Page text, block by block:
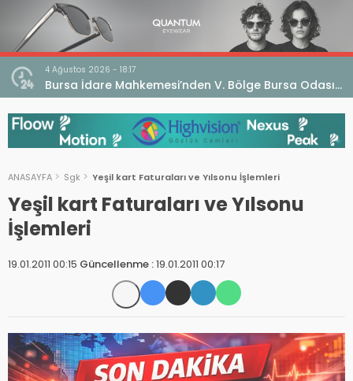
4 Ağustos 2026 - 18:17
Bursa İdare Mahkemesi’nden V. Bölge Bursa Odası
Genel Kurulu Hakkında İptal Kararı
ANASAYFA Sgk Yeşil kart Faturaları ve Yılsonu İşlemleri
Yeşil kart Faturaları ve Yılsonu
İşlemleri
19.01.2011 00:15 Güncellenme :19.01.2011 00:17